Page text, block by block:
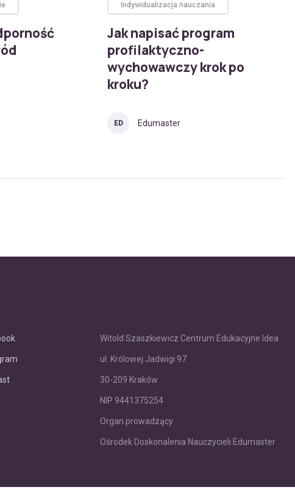
Indywidualizacja nauczania
Jak napisać program
profilaktyczno-
wychowawczy krok po
kroku?
ED Edumaster
Witold Szaszkiewicz Centrum Edukacyjne Idea
ul. Królowej Jadwigi 97
30-209 Kraków
NIP 9441375254
Organ prowadzący
Ośrodek Doskonalenia Nauczycieli Edumaster